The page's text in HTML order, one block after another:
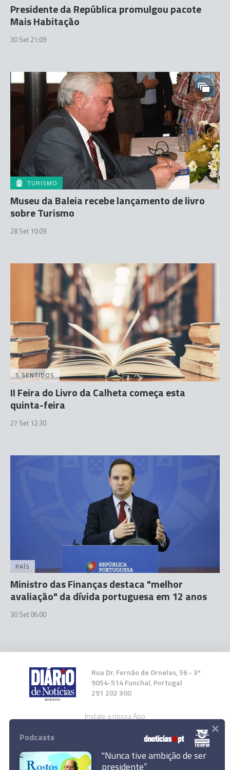
Presidente da República promulgou pacote
Mais Habitação
30 Set 21:09
TURISMO
Museu da Baleia recebe lançamento de livro
sobre Turismo
28 Set 10:09
5 SENTIDOS
II Feira do Livro da Calheta começa esta
quinta-feira
27 Set 12:30
PAÍS
Ministro das Finanças destaca "melhor
avaliação" da dívida portuguesa em 12 anos
30 Set 06:00
Rua Dr. Fernão de Ornelas, 56 - 3º
9054-514 Funchal, Portugal
291 202 300
Instale a nossa App
Podcasts
"Nunca tive ambição de ser
presidente”
×